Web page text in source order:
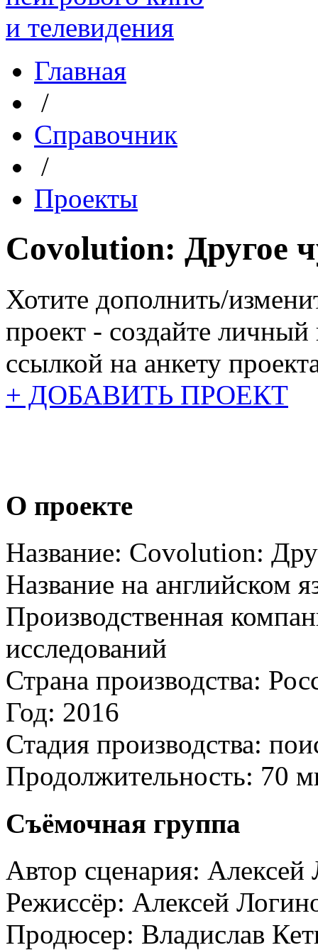
Главная
/
Справочник
/
Проекты
Covolution: Другое
Хотите дополнить/
проект - создайте
ссылкой на анкету
+ ДОБАВИТЬ ПРОЕКТ
О проекте
Название: Covolution:
Название на английском
Производственная
исследований
Страна производства:
Год: 2016
Стадия производства:
Продолжительность: 70
Съёмочная группа
Автор сценария: Алексей
Режиссёр: Алексей
Продюсер: Владислав